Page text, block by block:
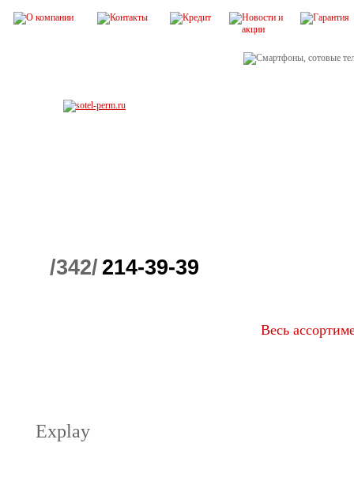
/342/ 214-39-39
Весь
Explay